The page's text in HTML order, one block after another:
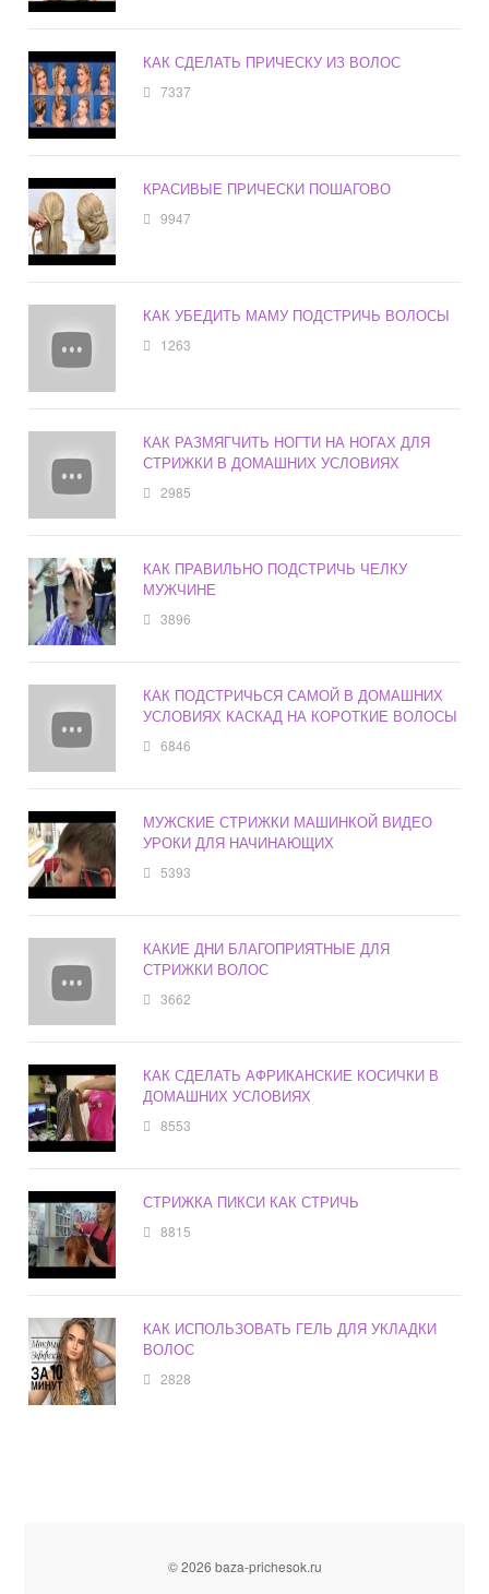
КАК СДЕЛАТЬ ПРИЧЕСКУ ИЗ ВОЛОС
7337
КРАСИВЫЕ ПРИЧЕСКИ ПОШАГОВО
9947
КАК УБЕДИТЬ МАМУ ПОДСТРИЧЬ ВОЛОСЫ
1263
КАК РАЗМЯГЧИТЬ НОГТИ НА НОГАХ ДЛЯ
СТРИЖКИ В ДОМАШНИХ УСЛОВИЯХ
2985
КАК ПРАВИЛЬНО ПОДСТРИЧЬ ЧЕЛКУ
МУЖЧИНЕ
3896
КАК ПОДСТРИЧЬСЯ САМОЙ В ДОМАШНИХ
УСЛОВИЯХ КАСКАД НА КОРОТКИЕ ВОЛОСЫ
6846
МУЖСКИЕ СТРИЖКИ МАШИНКОЙ ВИДЕО
УРОКИ ДЛЯ НАЧИНАЮЩИХ
5393
КАКИЕ ДНИ БЛАГОПРИЯТНЫЕ ДЛЯ
СТРИЖКИ ВОЛОС
3662
КАК СДЕЛАТЬ АФРИКАНСКИЕ КОСИЧКИ В
ДОМАШНИХ УСЛОВИЯХ
8553
СТРИЖКА ПИКСИ КАК СТРИЧЬ
8815
КАК ИСПОЛЬЗОВАТЬ ГЕЛЬ ДЛЯ УКЛАДКИ
ВОЛОС
2828
© 2026 baza-prichesok.ru